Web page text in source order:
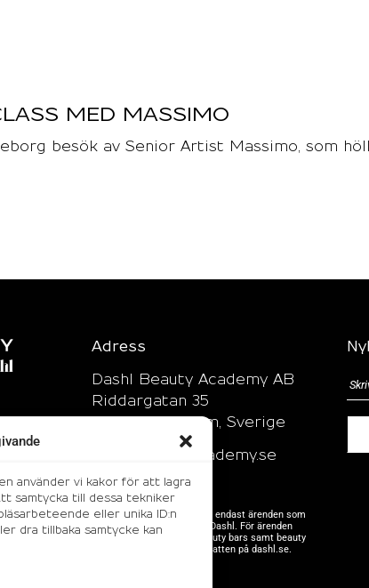
använder vi kakor för att lagra
samtycka till dessa tekniker
eller unika ID:n
dra tillbaka samtycke kan
MED MASSIMO
besök av Senior Artist Massimo, som
Adress
Dashl Beauty Academy AB
Riddargatan 35
114 57 Stockholm, Sverige
info@beautyacademy.se
070-815 27 59*
*OBS! Detta nummer gäller endast ärenden som
härrör Beauty Academy by Dashl. För ärenden
avseende Dashl såsom beauty bars samt beauty
produkter, hänvisar vi till chatten på dashl.se.